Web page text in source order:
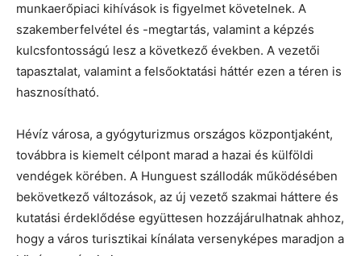
munkaerőpiaci kihívások is figyelmet követelnek. A
szakemberfelvétel és -megtartás, valamint a képzés
kulcsfontosságú lesz a következő években. A vezetői
tapasztalat, valamint a felsőoktatási háttér ezen a téren is
hasznosítható.
Hévíz városa, a gyógyturizmus országos központjaként,
továbbra is kiemelt célpont marad a hazai és külföldi
vendégek körében. A Hunguest szállodák működésében
bekövetkező változások, az új vezető szakmai háttere és
kutatási érdeklődése együttesen hozzájárulhatnak ahhoz,
hogy a város turisztikai kínálata versenyképes maradjon a